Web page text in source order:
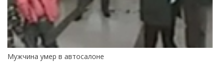
Мужчина умер в автосалоне